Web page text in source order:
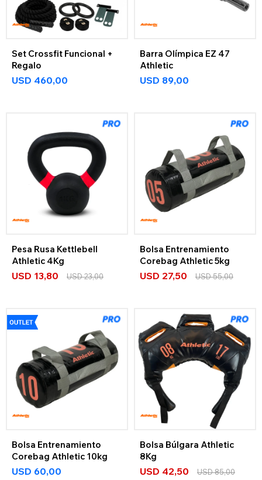
Set Crossfit Funcional +
Regalo
USD 460,00
Barra Olímpica EZ 47
Athletic
USD 89,00
Pesa Rusa Kettlebell
Athletic 4Kg
USD 13,80 USD23,00
Bolsa Entrenamiento
Corebag Athletic 5kg
USD 27,50 USD55,00
Bolsa Entrenamiento
Corebag Athletic 10kg
USD 60,00
Bolsa Búlgara Athletic
8Kg
USD 42,50 USD85,00